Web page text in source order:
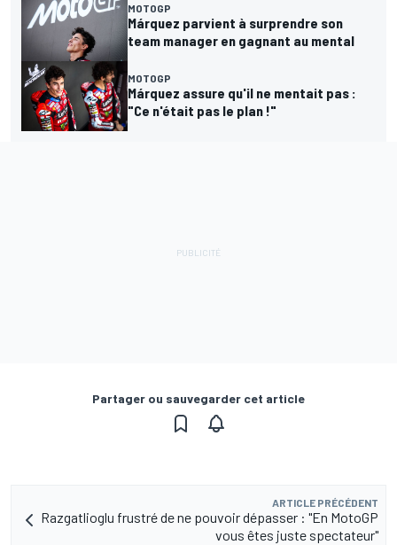
MOTOGP
Márquez parvient à surprendre son
team manager en gagnant au mental
MOTOGP
Márquez assure qu'il ne mentait pas :
"Ce n'était pas le plan !"
Partager ou sauvegarder cet article
ARTICLE PRÉCÉDENT
Razgatlioglu frustré de ne pouvoir dépasser : "En MotoGP
vous êtes juste spectateur"